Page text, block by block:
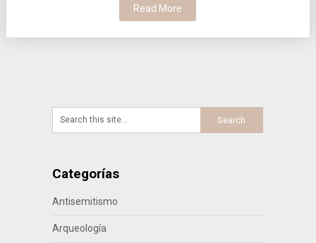
Read More
Categorías
Antisemitismo
Arqueología